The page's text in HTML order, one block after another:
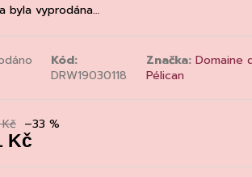
byla vyprodána…
Kód:
DRW19030118
Značka: Domaine
Pélican
Kč –33 %
Kč
'ALZIPRATU